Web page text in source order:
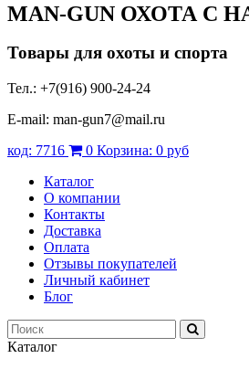
MAN-GUN ОХОТА С
Товары для охоты и спорта
Тел.: +7(916) 900-24-24
E-mail: man-gun7@mail.ru
код: 7716 0 Корзина: 0 руб
Каталог
О компании
Контакты
Доставка
Оплата
Отзывы покупателей
Личный кабинет
Блог
Каталог